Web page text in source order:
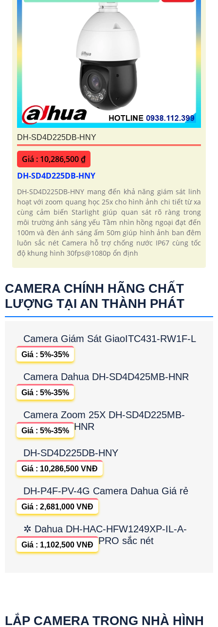
DH-SD4D225DB-HNY
Giá : 10,286,500 ₫
DH-SD4D225DB-HNY
DH-SD4D225DB-HNY mang đến khả năng giám sát linh
hoạt với zoom quang học 25x cho hình ảnh chi tiết từ xa
cùng cảm biến Starlight giúp quan sát rõ ràng trong
môi trường ánh sáng yếu Tầm nhìn hồng ngoại đạt đến
100m và đèn ánh sáng ấm 50m giúp hình ảnh ban đêm
luôn sắc nét Camera hỗ trợ chống nước IP67 cùng tốc
độ khung hình 30fps@1080p ổn định
CAMERA CHÍNH HÃNG CHẤT
LƯỢNG TẠI AN THÀNH PHÁT
Camera Giám Sát GiaoITC431-RW1F-L
Giá : 5%-35%
Camera Dahua DH-SD4D425MB-HNR
Giá : 5%-35%
Camera Zoom 25X DH-SD4D225MB-
HNR
Giá : 5%-35%
DH-SD4D225DB-HNY
Giá : 10,286,500 VNĐ
DH-P4F-PV-4G Camera Dahua Giá rẻ
Giá : 2,681,000 VNĐ
✲ Dahua DH-HAC-HFW1249XP-IL-A-
PRO sắc nét
Giá : 1,102,500 VNĐ
LẮP CAMERA TRONG NHÀ HÌNH